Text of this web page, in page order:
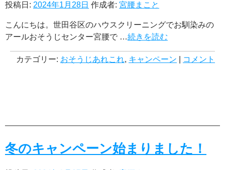
投稿日: 2024年1月28日 作成者: 宮腰まこと
こんにちは。世田谷区のハウスクリーニングでお馴染みの
アールおそうじセンター宮腰で …続きを読む
カテゴリー: おそうじあれこれ, キャンペーン コメント
冬のキャンペーン始まりました！